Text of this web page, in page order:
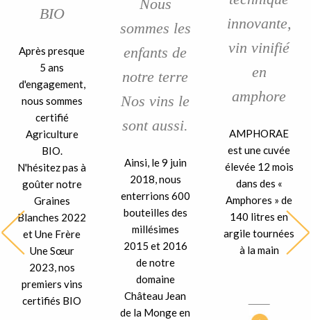
BIO
Après presque
5 ans
d'engagement,
nous sommes
certifié
Agriculture
BIO.
N'hésitez pas à
goûter notre
Graines
Blanches 2022
et Une Frère
Une Sœur
2023, nos
premiers vins
certifiés BIO
Nous
sommes les
enfants de
notre terre
Nos vins le
sont aussi.
Ainsi, le 9 juin
2018, nous
enterrions 600
bouteilles des
millésimes
2015 et 2016
de notre
domaine
Château Jean
de la Monge en
innovante,
vin vinifié
en
amphore
AMPHORAE
est une cuvée
élevée 12 mois
dans des «
Amphores » de
140 litres en
argile tournées
à la main